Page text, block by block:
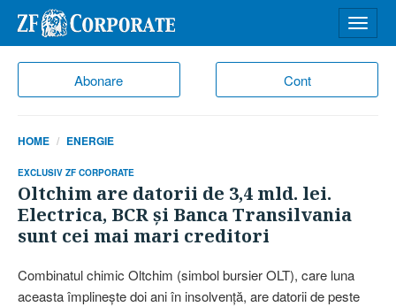
Abonare Cont
meniu
HOME ENERGIE
EXCLUSIV ZF CORPORATE
Oltchim are datorii de 3,4 mld. lei.
Electrica, BCR şi Banca Transilvania
sunt cei mai mari creditori
Combinatul chimic Oltchim (simbol bursier OLT), care luna
aceasta împlineşte doi ani în insolvenţă, are datorii de peste